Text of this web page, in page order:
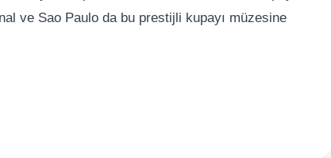
ve Sao Paulo da bu prestijli kupayı müzesine